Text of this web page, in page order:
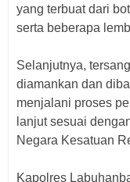
yang terbuat dari
serta beberapa
Selanjutnya,
diamankan dan
menjalani proses
lanjut sesuai
Negara Kesatuan
Kapolres